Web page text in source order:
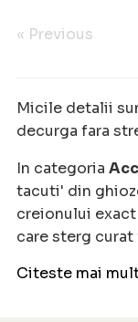
« Previous
Micile detalii
decurga fara
In categoria
tacuti' din
creionului exact
care sterg curat
Citeste mai